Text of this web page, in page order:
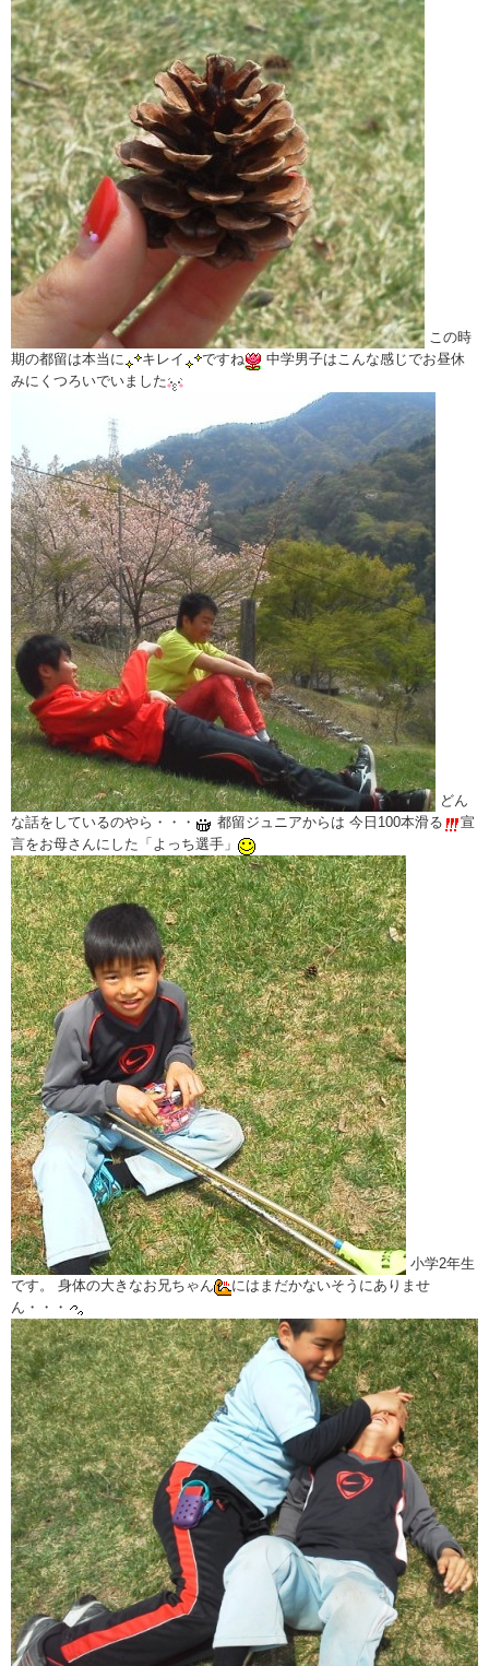
この時
期の都留は本当に
キレイ ですね
中学男子はこんな感じでお昼休
みにくつろいでいました
どん
な話をしているのやら・・・
都留ジュニアからは 今日100本滑る
宣
言をお母さんにした「よっち選手」
小学2年生
です。 身体の大きなお兄ちゃん
にはまだかないそうにありませ
ん・・・